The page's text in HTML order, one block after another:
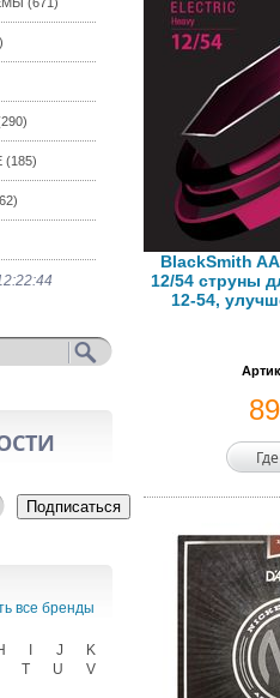
Подписаться
все бренды
J
K
T U
V
BlackSmith
12/54 струны
12-54,